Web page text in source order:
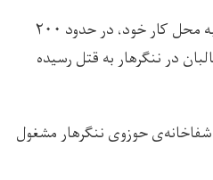
به گفته منابع، او هنگام رفتن به محل کار خود، در حدود ۲۰۰
در ننگرهار به قتل رسیده
شفاخانه‌ی حوزوی ننگرهار مشغول